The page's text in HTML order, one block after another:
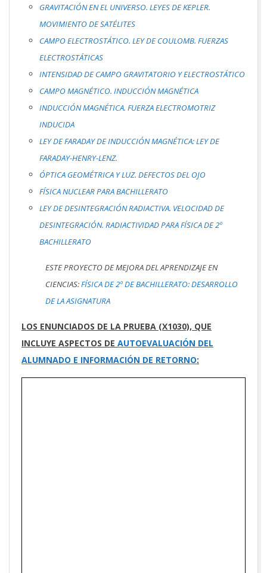
GRAVITACIÓN EN EL UNIVERSO. LEYES DE KEPLER.
MOVIMIENTO DE SATÉLITES
CAMPO ELECTROSTÁTICO. LEY DE COULOMB. FUERZAS
ELECTROSTÁTICAS
INTENSIDAD DE CAMPO GRAVITATORIO Y ELECTROSTÁTICO
CAMPO MAGNÉTICO. INDUCCIÓN MAGNÉTICA
INDUCCIÓN MAGNÉTICA. FUERZA ELECTROMOTRIZ
INDUCIDA
LEY DE FARADAY DE INDUCCIÓN MAGNÉTICA: LEY DE
FARADAY-HENRY-LENZ.
ÓPTICA GEOMÉTRICA Y LUZ. DEFECTOS DEL OJO
FÍSICA NUCLEAR PARA BACHILLERATO
LEY DE DESINTEGRACIÓN RADIACTIVA. VELOCIDAD DE
DESINTEGRACIÓN. RADIACTIVIDAD PARA FÍSICA DE 2º
BACHILLERATO
ESTE PROYECTO DE MEJORA DEL APRENDIZAJE EN
CIENCIAS:FÍSICA DE 2º DE BACHILLERATO: DESARROLLO
DE LA ASIGNATURA
LOS ENUNCIADOS DE LA PRUEBA (X1030), QUE
INCLUYE ASPECTOS DE AUTOEVALUACIÓN DEL
ALUMNADO E INFORMACIÓN DE RETORNO: